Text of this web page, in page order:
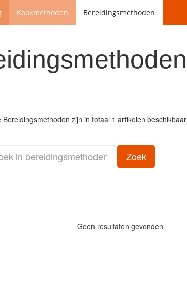
Kookmethoden Bereidingsmethoden
Bereidingsmethoden zijn in totaal 1 artikelen beschikbaar
Zoek
Geen resultaten gevonden